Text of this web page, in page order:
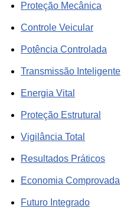
Proteção Mecânica
Controle Veicular
Potência Controlada
Transmissão Inteligente
Energia Vital
Proteção Estrutural
Vigilância Total
Resultados Práticos
Economia Comprovada
Futuro Integrado